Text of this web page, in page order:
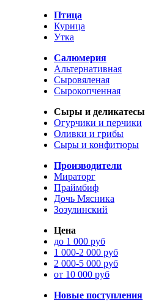
Птица
Курица
Утка
Салюмерия
Альтернативная
Сыровяленая
Сырокопченная
Сыры и деликатесы
Огурчики и перчики
Оливки и грибы
Сыры и конфитюры
Производители
Мираторг
Праймбиф
Дочь Мясника
Зозулинский
Цена
до 1 000 руб
1 000-2 000 руб
2 000-5 000 руб
от 10 000 руб
Новые поступления